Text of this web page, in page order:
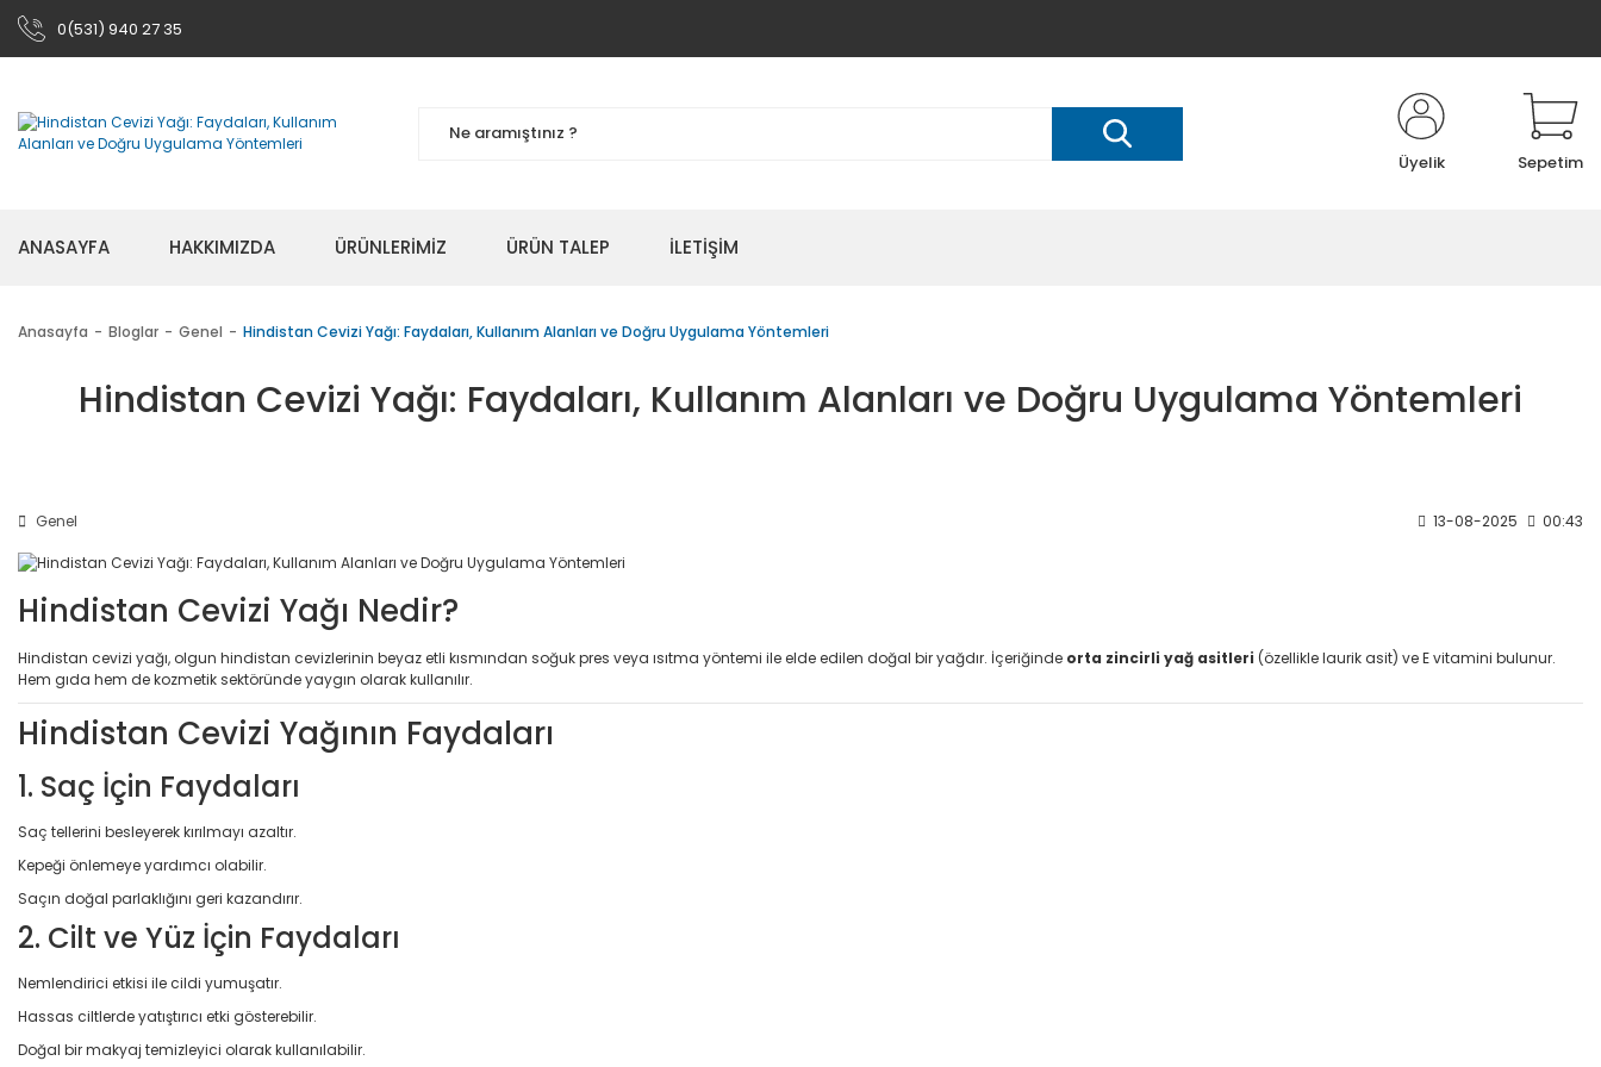
0(531) 940 27 35
Üyelik Sepetim
ANASAYFA HAKKIMIZDA ÜRÜNLERİMİZ ÜRÜN TALEP İLETİŞİM
Anasayfa Bloglar Genel Hindistan Cevizi Yağı: Faydaları, Kullanım Alanları ve Doğru Uygulama Yöntemleri
Hindistan Cevizi Yağı: Faydaları, Kullanım Alanları ve Doğru Uygulama Yöntemleri
Genel 13-08-2025 00:43
Hindistan Cevizi Yağı Nedir?
Hindistan cevizi yağı, olgun hindistan cevizlerinin beyaz etli kısmından soğuk pres veya ısıtma yöntemi ile elde edilen doğal bir yağdır. İçeriğinde orta zincirli yağ asitleri (özellikle laurik asit) ve E vitamini bulunur.
Hem gıda hem de kozmetik sektöründe yaygın olarak kullanılır.
Hindistan Cevizi Yağının Faydaları
1. Saç İçin Faydaları
Saç tellerini besleyerek kırılmayı azaltır.
Kepeği önlemeye yardımcı olabilir.
Saçın doğal parlaklığını geri kazandırır.
2. Cilt ve Yüz İçin Faydaları
Nemlendirici etkisi ile cildi yumuşatır.
Hassas ciltlerde yatıştırıcı etki gösterebilir.
Doğal bir makyaj temizleyici olarak kullanılabilir.